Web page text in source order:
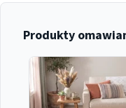
Produkty